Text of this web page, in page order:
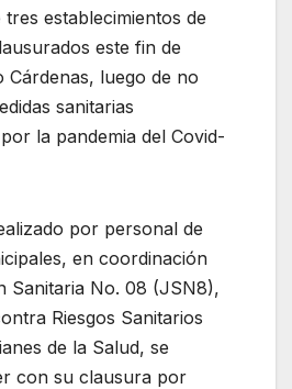
establecimientos de
este fin de
Cárdenas, luego de no
sanitarias
la pandemia del Covid-
por personal de
en coordinación
Sanitaria No. 08 (JSN8),
Riesgos Sanitarios
de la Salud, se
con su clausura por